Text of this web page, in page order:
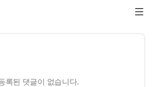
록된 댓글이 없습니다.